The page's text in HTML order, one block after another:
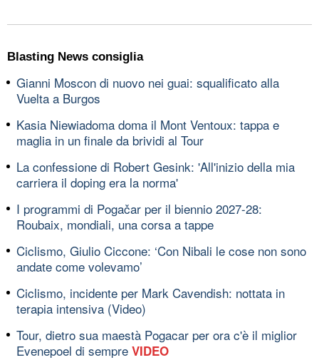
Blasting News consiglia
Gianni Moscon di nuovo nei guai: squalificato alla
Vuelta a Burgos
Kasia Niewiadoma doma il Mont Ventoux: tappa e
maglia in un finale da brividi al Tour
La confessione di Robert Gesink: 'All'inizio della mia
carriera il doping era la norma'
I programmi di Pogačar per il biennio 2027-28:
Roubaix, mondiali, una corsa a tappe
Ciclismo, Giulio Ciccone: ‘Con Nibali le cose non sono
andate come volevamo’
Ciclismo, incidente per Mark Cavendish: nottata in
terapia intensiva (Video)
Tour, dietro sua maestà Pogacar per ora c'è il miglior
Evenepoel di sempre VIDEO